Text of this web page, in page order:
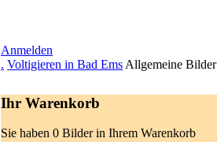
Anmelden
. Voltigieren in Bad Ems Allgemeine Bilder
Ihr Warenkorb
Sie haben 0 Bilder in Ihrem Warenkorb